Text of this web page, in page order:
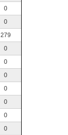
0
0
279
0
0
0
0
0
0
0